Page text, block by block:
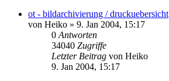
ot - bildarchivierung / druckuebersicht
von Heiko » 9. Jan 2004, 15:17
0 Antworten
34040 Zugriffe
Letzter Beitrag von Heiko
9. Jan 2004, 15:17